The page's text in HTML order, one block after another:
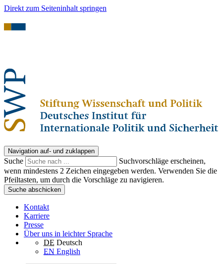
Direkt zum Seiteninhalt springen
Navigation auf- und zuklappen
Suche
Suchvorschläge erscheinen,
wenn mindestens 2 Zeichen eingegeben werden. Verwenden Sie die
Pfeiltasten, um durch die Vorschläge zu navigieren.
Suche abschicken
Kontakt
Karriere
Presse
Über uns in leichter Sprache
DE Deutsch
EN English